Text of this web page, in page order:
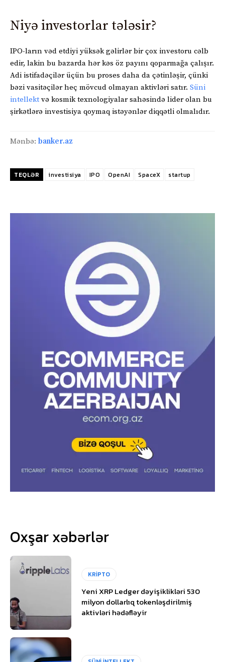
Niyə investorlar tələsir?
IPO-ların vəd etdiyi yüksək gəlirlər bir çox investoru cəlb
edir, lakin bu bazarda hər kəs öz payını qoparmağa çalışır.
Adi istifadəçilər üçün bu proses daha da çətinləşir, çünki
bəzi vasitəçilər heç mövcud olmayan aktivləri satır. Süni
intellekt və kosmik texnologiyalar sahəsində lider olan bu
şirkətlərə investisiya qoymaq istəyənlər diqqətli olmalıdır.
Mənbə: banker.az
TEQLƏR investisiya IPO OpenAI SpaceX startup
Oxşar xəbərlər
KRİPTO
Yeni XRP Ledger dəyişiklikləri 530
milyon dollarlıq tokenləşdirilmiş
aktivləri hədəfləyir